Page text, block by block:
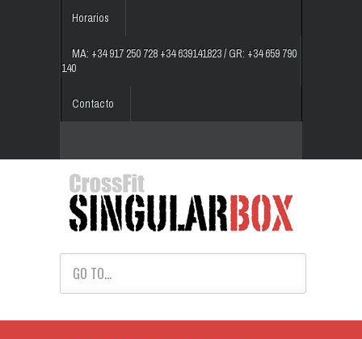
Horarios
MA: +34 917 250 728 +34 639141823 / GR: +34 659 790
140
Contacto
GO TO...